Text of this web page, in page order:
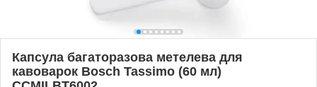
Капсула багаторазова метелева для
кавоварок Bosch Tassimo (60 мл)